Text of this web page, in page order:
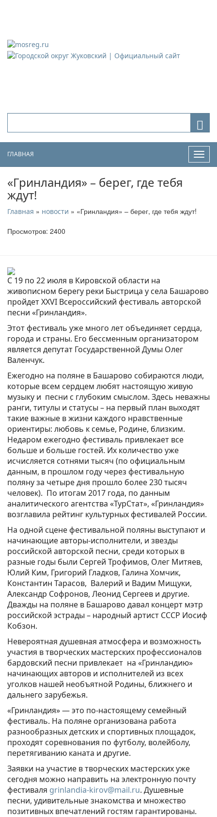
ГЛАВНАЯ
«Гринландия» – берег, где тебя
ждут!
Главная » новости » «Гринландия» – берег, где тебя ждут!
Просмотров: 2400
С 19 по 22 июля в Кировской области на
живописном берегу реки Быстрица у села Башарово
пройдет XXVI Всероссийский фестиваль авторской
песни «Гринландия».
Этот фестиваль уже много лет объединяет сердца,
города и страны. Его бессменным организатором
является депутат Государственной Думы Олег
Валенчук.
Ежегодно на поляне в Башарово собираются люди,
которые всем сердцем любят настоящую живую
музыку и песни с глубоким смыслом. Здесь неважны
ранги, титулы и статусы – на первый план выходят
такие важные в жизни каждого нравственные
ориентиры: любовь к семье, Родине, близким.
Недаром ежегодно фестиваль привлекает все
больше и больше гостей. Их количество уже
исчисляется сотнями тысяч (по официальным
данным, в прошлом году через фестивальную
поляну за четыре дня прошло более 230 тысяч
человек). По итогам 2017 года, по данным
аналитического агентства «ТурСтат», «Гринландия»
возглавила рейтинг культурных фестивалей России.
На одной сцене фестивальной поляны выступают и
начинающие авторы-исполнители, и звезды
российской авторской песни, среди которых в
разные годы были Сергей Трофимов, Олег Митяев,
Юлий Ким, Григорий Гладков, Галина Хомчик,
Константин Тарасов, Валерий и Вадим Мищуки,
Александр Софронов, Леонид Сергеев и другие.
Дважды на поляне в Башарово давал концерт мэтр
российской эстрады – народный артист СССР Иосиф
Кобзон.
Невероятная душевная атмосфера и возможность
участия в творческих мастерских профессионалов
бардовский песни привлекает на «Гринландию»
начинающих авторов и исполнителей из всех
уголков нашей необъятной Родины, ближнего и
дальнего зарубежья.
«Гринландия» — это по-настоящему семейный
фестиваль. На поляне организована работа
разнообразных детских и спортивных площадок,
проходят соревнования по футболу, волейболу,
перетягиванию каната и другие.
Заявки на участие в творческих мастерских уже
сегодня можно направить на электронную почту
фестиваля grinlandia-kirov@mail.ru. Душевные
песни, удивительные знакомства и множество
позитивных впечатлений гостям гарантированы.